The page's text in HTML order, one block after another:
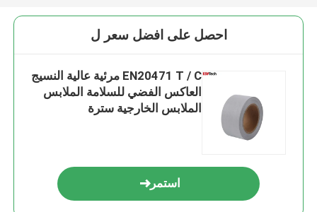
احصل على افضل سعر ل
EN20471 T / C مرئية عالية النسيج
العاكس الفضي للسلامة الملابس
الملابس الخارجية سترة
استمر